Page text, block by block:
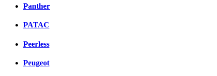
Panther
PATAC
Peerless
Peugeot